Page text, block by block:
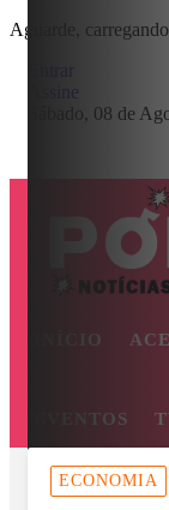
Aguarde,
Assine
Sábado, 08 de
INÍCIO
EVENTOS
MENU
ECONOMIA